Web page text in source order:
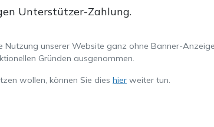
Unterstützer-Zahlung.
unserer Website ganz ohne Banner-
Gründen ausgenommen.
wollen, können Sie dies hier weiter tun.